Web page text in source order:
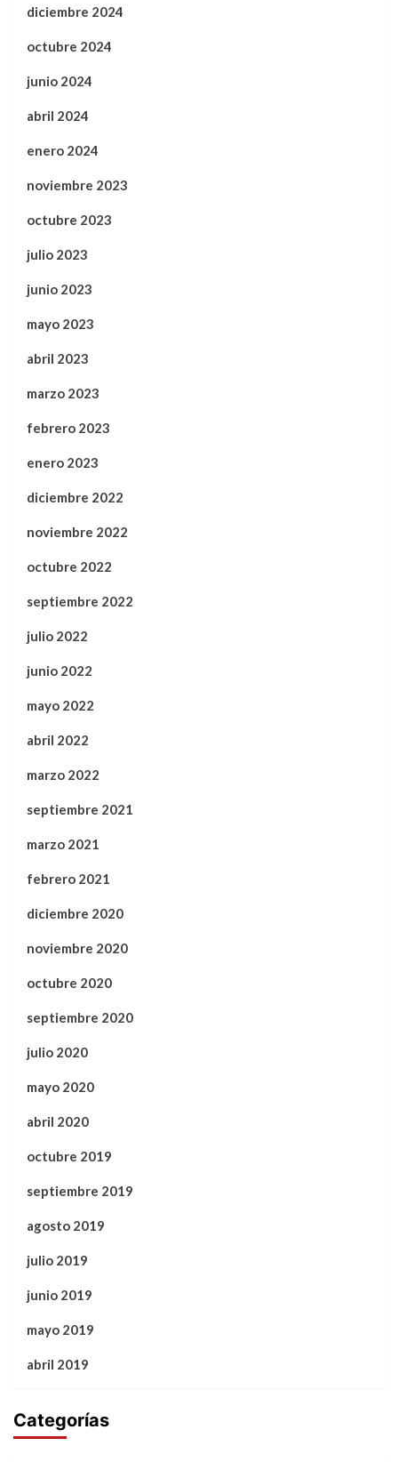
diciembre 2024
octubre 2024
junio 2024
abril 2024
enero 2024
noviembre 2023
octubre 2023
julio 2023
junio 2023
mayo 2023
abril 2023
marzo 2023
febrero 2023
enero 2023
diciembre 2022
noviembre 2022
octubre 2022
septiembre 2022
julio 2022
junio 2022
mayo 2022
abril 2022
marzo 2022
septiembre 2021
marzo 2021
febrero 2021
diciembre 2020
noviembre 2020
octubre 2020
septiembre 2020
julio 2020
mayo 2020
abril 2020
octubre 2019
septiembre 2019
agosto 2019
julio 2019
junio 2019
mayo 2019
abril 2019
Categorías